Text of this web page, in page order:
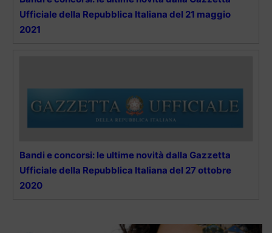
Ufficiale della Repubblica Italiana del 21 maggio
2021
Bandi e concorsi: le ultime novità dalla Gazzetta
Ufficiale della Repubblica Italiana del 27 ottobre
2020